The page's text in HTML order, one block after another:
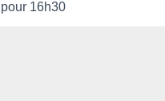
pour 16h30